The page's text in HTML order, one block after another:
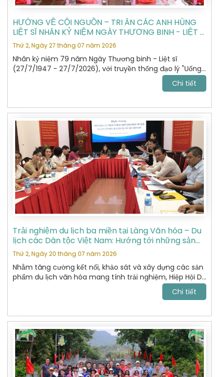
HƯỚNG VỀ CỘI NGUỒN – TRI ÂN CÁC ANH HÙNG
LIỆT SĨ NHÂN KỶ NIỆM NGÀY THƯƠNG BINH - LIỆT SĨ
27/7
Thứ 2, Ngày 27 tháng 07 năm 2026
Nhân kỷ niệm 79 năm Ngày Thương binh - Liệt sĩ
(27/7/1947 - 27/7/2026), với truyền thống đạo lý "Uống
nước nhớ nguồn", "Đền ơn đáp nghĩa", Hiệp hội Du lịch Hà
Nội đã tổ chức hành trình dâng hương, tưởng niệm các
tỉnh Tuyên Quang – nơi yên nghỉ của gần 2.000 Anh
bảo vệ biên giới phía Bắc của Tổ quốc giai đoạn 1979 -
1989.
Chi tiết
Trải nghiệm du lịch ba miền tại Làng Văn hóa – Du
lịch các Dân tộc Việt Nam: Hướng tới những sản
phẩm du lịch văn hóa đặc sắc
Thứ 2, Ngày 20 tháng 07 năm 2026
Nhằm tăng cường kết nối, khảo sát và xây dựng các sản
phẩm du lịch văn hóa mang tính trải nghiệm, Hiệp Hội Du
Lịch Hoàn Kiếm đã tham gia chương trình khảo sát thực
tế tại Làng Văn hóa – Du lịch các Dân tộc Việt Nam do
Chi tiết